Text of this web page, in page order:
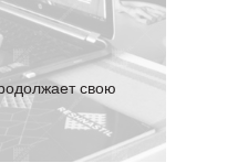
свою